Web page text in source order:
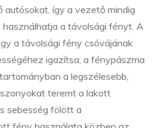
autósokat, így a vezető mindig
a távolsági fényt. A
a távolsági fény csóvájának
igazítsa; a fénypászma
a legszélesebb,
teremt a lakott
sebesség fölött a